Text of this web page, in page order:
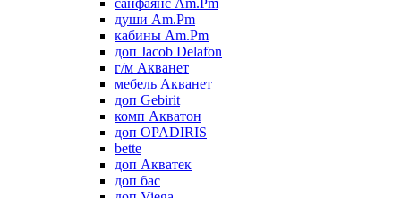
санфаянс Am.Pm
души Am.Pm
кабины Am.Pm
доп Jacob Delafon
г/м Акванет
мебель Акванет
доп Gebirit
комп Акватон
доп OPADIRIS
bette
доп Акватек
доп бас